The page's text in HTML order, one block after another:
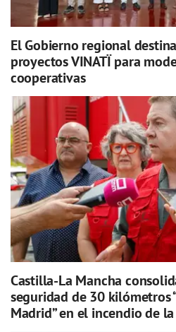
El Gobierno regional
proyectos VINATÏ para
cooperativas
Castilla-La Mancha
seguridad de 30 kilómetros
Madrid” en el incendio de